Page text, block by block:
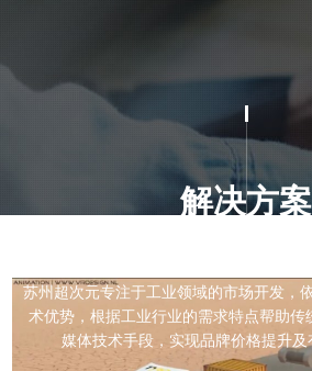
解决方案
苏州超次元专注于工业领域的市场开发，
术优势，根据工业行业的需求特点帮助
媒体技术手段，实现品牌价格提升